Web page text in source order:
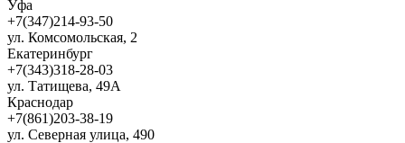
Уфа
+7(347)214-93-50
ул. Комсомольская, 2
Екатеринбург
+7(343)318-28-03
ул. Татищева, 49А
Краснодар
+7(861)203-38-19
ул. Северная улица, 490